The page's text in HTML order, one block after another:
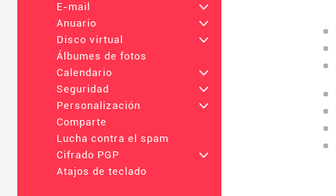
E-mail
+
Anuario
+
Disco virtual
+
Álbumes de fotos
Calendario
+
Seguridad
+
Personalización
+
Comparte
Lucha contra el spam
Cifrado PGP
+
Atajos de teclado